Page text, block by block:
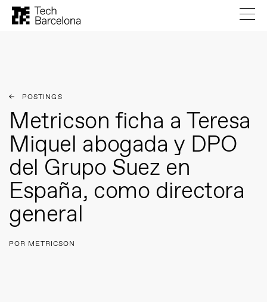
POSTINGS
Metricson ficha a Teresa
Miquel abogada y DPO
del Grupo Suez en
España, como directora
general
POR METRICSON